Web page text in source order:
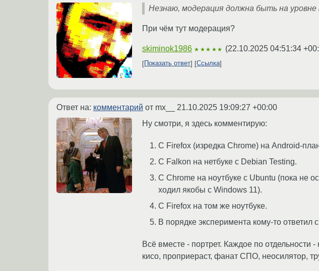
Незнаю, модерация должна быть на уровне
При чём тут модерация?
skiminok1986 ★★★★★ (22.10.2025 04:51:34
Показать ответ Ссылка
Ответ на: комментарий от mx__ 21.10.2025 19:09:27 +00:00
Ну смотри, я здесь комментирую:
С Firefox (изредка Chrome) на Android-
С Falkon на нетбуке с Debian Testing.
С Chrome на ноутбуке с Ubuntu (пока не
ходил якобы с Windows 11).
С Firefox на том же ноутбуке.
В порядке эксперимента кому-то
Всё вместе - портрет. Каждое по
кисо, проприераст, фанат СПО, неосилятор,